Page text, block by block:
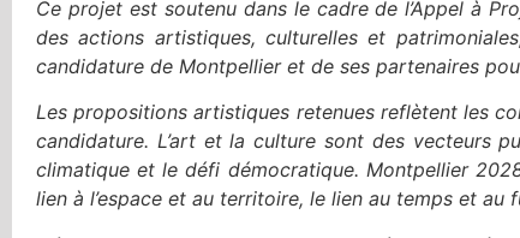
Ce projet est soutenu dans le cadre de l’Appel à
des actions artistiques, culturelles et
candidature de Montpellier et de ses partenaires
Les propositions artistiques retenues reflètent les
candidature. L’art et la culture sont des vecteurs
climatique et le défi démocratique. Montpellier
lien à l’espace et au territoire, le lien au temps et au